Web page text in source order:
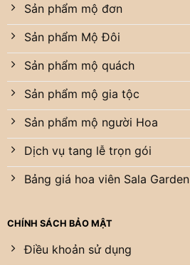
Sản phẩm mộ đơn
Sản phẩm Mộ Đôi
Sản phẩm mộ quách
Sản phẩm mộ gia tộc
Sản phẩm mộ người Hoa
Dịch vụ tang lễ trọn gói
Bảng giá hoa viên Sala Garden
CHÍNH SÁCH BẢO MẬT
Điều khoản sử dụng